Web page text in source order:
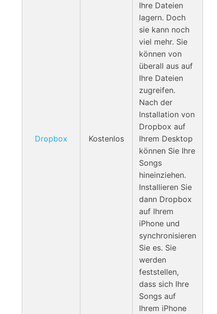
Dropbox Kostenlos
Ihre Dateien
lagern. Doch
sie kann noch
viel mehr. Sie
können von
überall aus auf
Ihre Dateien
zugreifen.
Nach der
Installation von
Dropbox auf
Ihrem Desktop
können Sie Ihre
Songs
hineinziehen.
Installieren Sie
dann Dropbox
auf Ihrem
iPhone und
synchronisieren
Sie es. Sie
werden
feststellen,
dass sich Ihre
Songs auf
Ihrem iPhone